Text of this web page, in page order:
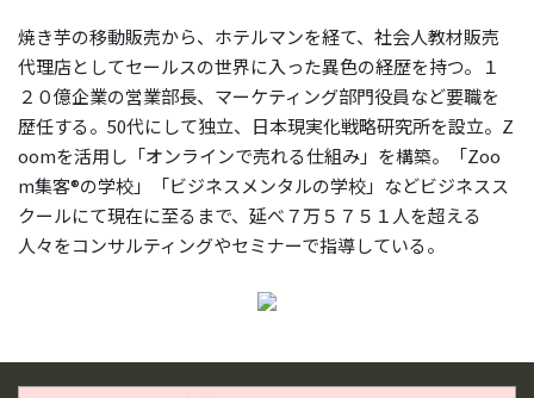
焼き芋の移動販売から、ホテルマンを経て、社会人教材販売
代理店としてセールスの世界に入った異色の経歴を持つ。１
２０億企業の営業部長、マーケティング部門役員など要職を
歴任する。50代にして独立、日本現実化戦略研究所を設立。Z
oomを活用し「オンラインで売れる仕組み」を構築。「Zoo
m集客®の学校」「ビジネスメンタルの学校」などビジネスス
クールにて現在に至るまで、延べ７万５７５１人を超える
人々をコンサルティングやセミナーで指導している。